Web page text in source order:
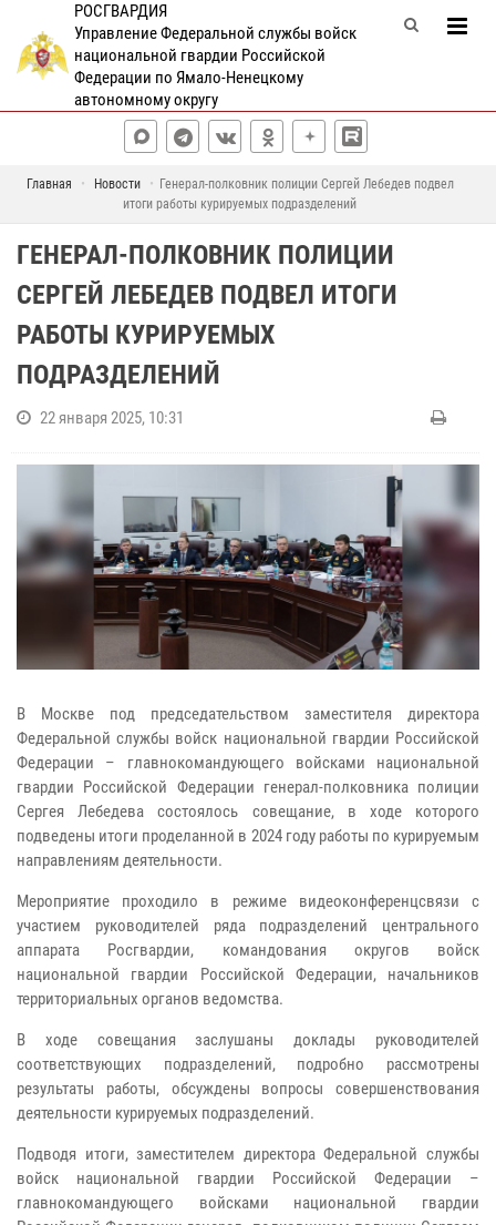
РОСГВАРДИЯ
Управление Федеральной службы войск
национальной гвардии Российской
Федерации по Ямало-Ненецкому
автономному округу
Главная Новости
Генерал-полковник полиции Сергей Лебедев подвел
итоги работы курируемых подразделений
ГЕНЕРАЛ-ПОЛКОВНИК ПОЛИЦИИ
СЕРГЕЙ ЛЕБЕДЕВ ПОДВЕЛ ИТОГИ
РАБОТЫ КУРИРУЕМЫХ
ПОДРАЗДЕЛЕНИЙ
22 января 2025, 10:31
В Москве под председательством заместителя директора
Федеральной службы войск национальной гвардии Российской
Федерации – главнокомандующего войсками национальной
гвардии Российской Федерации генерал-полковника полиции
Сергея Лебедева состоялось совещание, в ходе которого
подведены итоги проделанной в 2024 году работы по курируемым
направлениям деятельности.
Мероприятие проходило в режиме видеоконференцсвязи с
участием руководителей ряда подразделений центрального
аппарата Росгвардии, командования округов войск
национальной гвардии Российской Федерации, начальников
территориальных органов ведомства.
В ходе совещания заслушаны доклады руководителей
соответствующих подразделений, подробно рассмотрены
результаты работы, обсуждены вопросы совершенствования
деятельности курируемых подразделений.
Подводя итоги, заместителем директора Федеральной службы
войск национальной гвардии Российской Федерации –
главнокомандующего войсками национальной гвардии